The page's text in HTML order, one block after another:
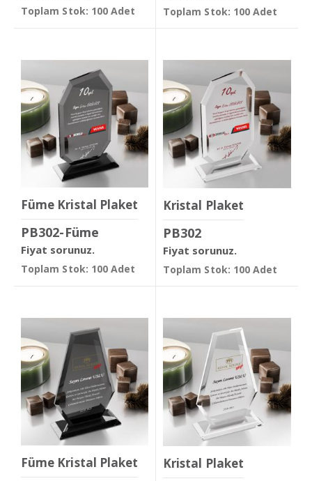
Toplam Stok: 100 Adet Toplam Stok: 100 Adet
Füme Kristal Plaket
PB302-Füme
Fiyat sorunuz.
Toplam Stok: 100 Adet
Kristal Plaket
PB302
Fiyat sorunuz.
Toplam Stok: 100 Adet
Füme Kristal Plaket Kristal Plaket